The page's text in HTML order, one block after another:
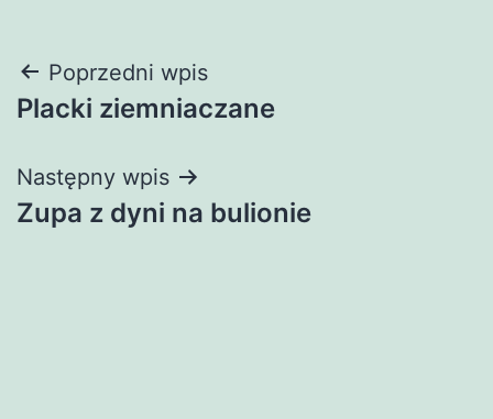
Nawigacja
wpisu
Poprzedni wpis
Placki ziemniaczane
Następny wpis
Zupa z dyni na bulionie